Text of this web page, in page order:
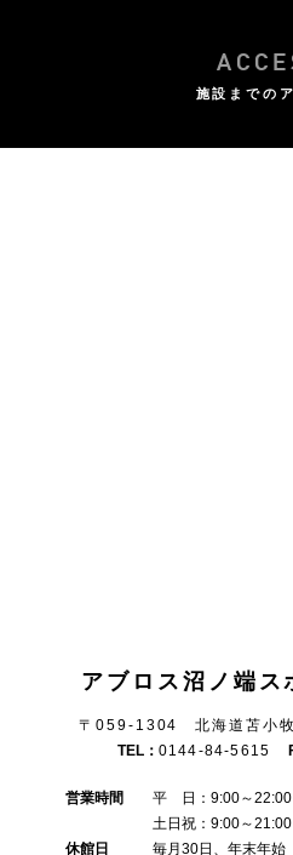
施設までの
アブロス沼ノ端ス
〒059-1304 北海道苫小
TEL： 0144-84-5615
営業時間 平 日：9:00～22:00
土日祝：9:00～21:00
休館日 毎月30日、年末年始